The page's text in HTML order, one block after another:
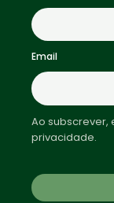
Email
Ao subscrever,
privacidade.